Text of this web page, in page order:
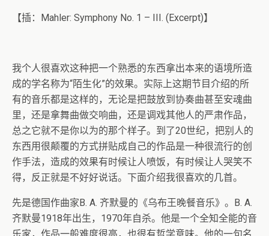
【插：Mahler: Symphony No. 1 – III. (Excerpt)】
我个人很喜欢这种把一个熟悉的东西拿出本来的语境所造
成的学名称为“陌生化”的效果。实际上这期节目介绍的所
有的音乐都是这样的，无论是把鼓放到协奏曲甚至安魂曲
里，还是拿舞曲做交响曲，还是调戏其他人的严肃作品，
总之它就不是你以为的那个样子。到了20世纪，把别人的
东西用很颠覆的方式拼贴成自己的作品是一种很流行的创
作手法，造成的效果有时候让人喷饭，有时候让人哭笑不
得，反正就是不好好说话。下面介绍我很喜欢的几首。
先是德国作曲家B. A. 齐默曼的《乌布王晚餐音乐》。B. A.
齐默曼1918年出生，1970年自杀。他是一个全知全能的音